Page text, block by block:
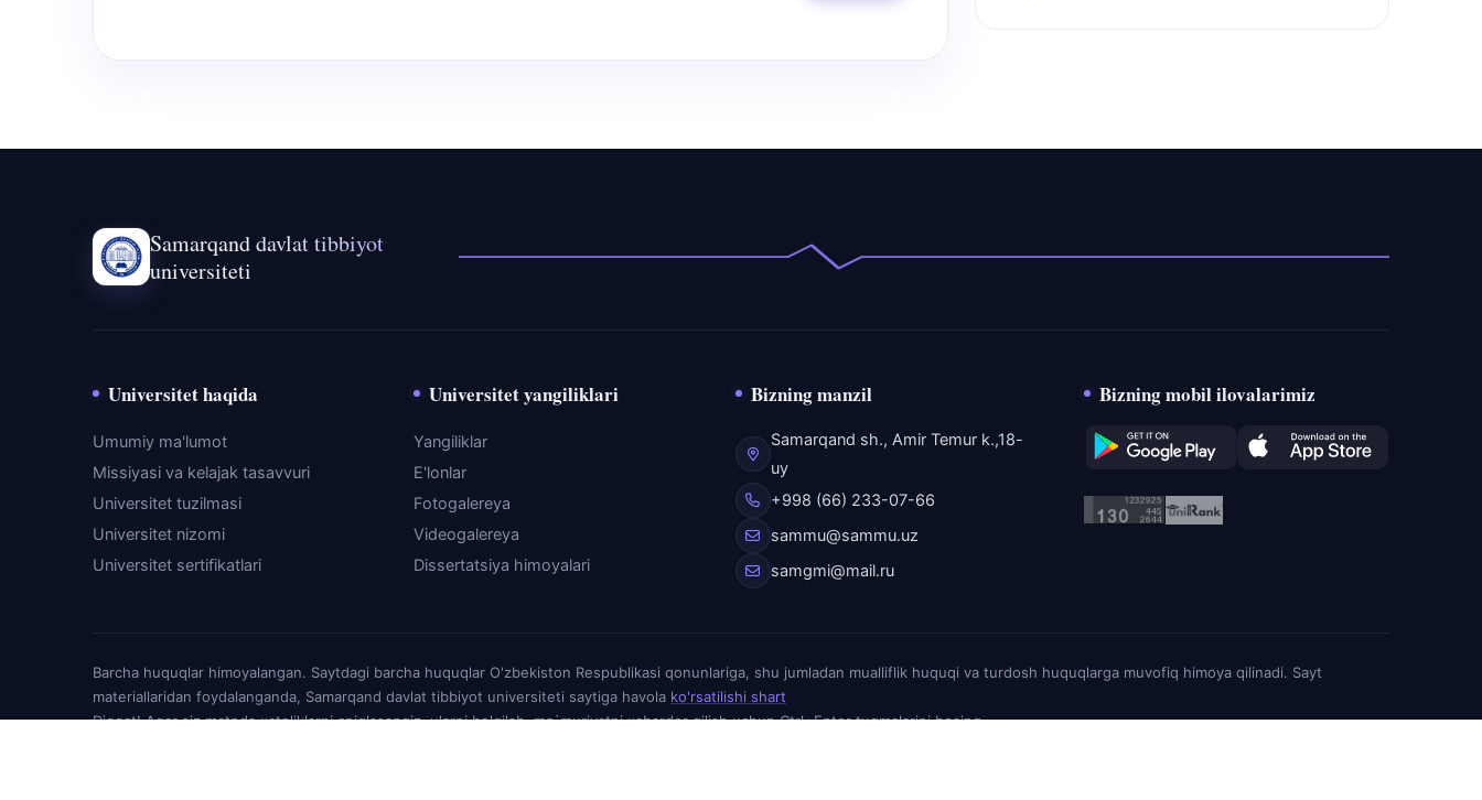
Samarqand davlat tibbiyot
universiteti
Universitet haqida
Umumiy ma'lumot
Missiyasi va kelajak tasavvuri
Universitet tuzilmasi
Universitet nizomi
Universitet sertifikatlari
Universitet yangiliklari
Yangiliklar
E'lonlar
Fotogalereya
Videogalereya
Dissertatsiya himoyalari
Bizning manzil
Samarqand sh., Amir Temur k.,18-
uy
+998 (66) 233-07-66
sammu@sammu.uz
samgmi@mail.ru
Bizning mobil ilovalarimiz
Barcha huquqlar himoyalangan. Saytdagi barcha huquqlar O'zbekiston Respublikasi qonunlariga, shu jumladan mualliflik huquqi va turdosh huquqlarga muvofiq himoya qilinadi. Sayt
materiallaridan foydalanganda, Samarqand davlat tibbiyot universiteti saytiga havola ko'rsatilishi shart
Diqqat! Agar siz matnda xatoliklarni aniqlasangiz, ularni belgilab, ma`muriyatni xabardor qilish uchun Ctrl+Enter tugmalarini bosing